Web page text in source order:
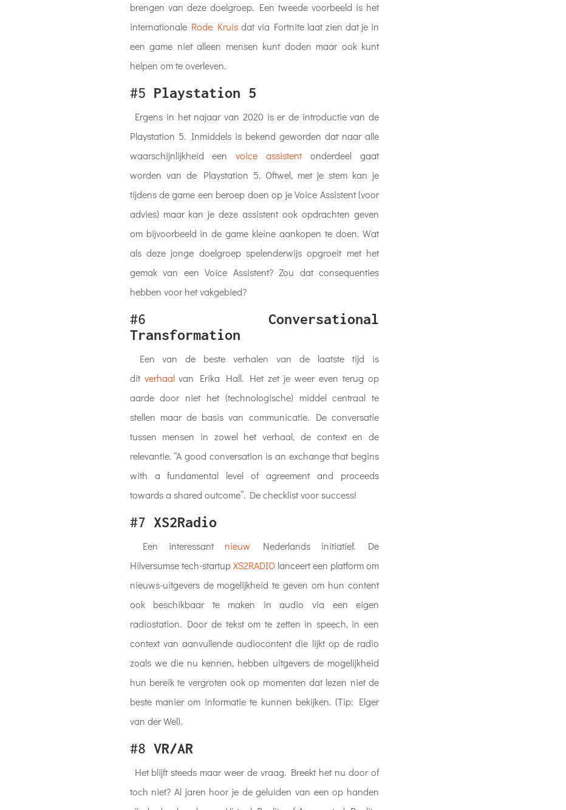
brengen van deze doelgroep. Een tweede voorbeeld is het
internationale Rode Kruis dat via Fortnite laat zien dat je in
een game niet alleen mensen kunt doden maar ook kunt
helpen om te overleven.
#5 Playstation 5
Ergens in het najaar van 2020 is er de introductie van de
Playstation 5. Inmiddels is bekend geworden dat naar alle
waarschijnlijkheid eenvoice assistentonderdeel gaat
worden van de Playstation 5. Oftwel, met je stem kan je
tijdens de game een beroep doen op je Voice Assistent (voor
advies) maar kan je deze assistent ook opdrachten geven
om bijvoorbeeld in de game kleine aankopen te doen. Wat
als deze jonge doelgroep spelenderwijs opgroeit met het
gemak van een Voice Assistent? Zou dat consequenties
hebben voor het vakgebied?
#6Conversational
Transformation
Een van de beste verhalen van de laatste tijd is
dit verhaalvan Erika Hall. Het zet je weer even terug op
aarde door niet het (technologische) middel centraal te
stellen maar de basis van communicatie. De conversatie
tussen mensen in zowel het verhaal, de context en de
relevantie. “A good conversation is an exchange that begins
with a fundamental level of agreement and proceeds
towards a shared outcome”. De checklist voor success!
#7 XS2Radio
Een interessant nieuw Nederlands initiatief. De
Hilversumse tech-startupXS2RADIOlanceert een platform om
nieuws-uitgevers de mogelijkheid te geven om hun content
ook beschikbaar te maken in audio via een eigen
radiostation. Door de tekst om te zetten in speech, in een
context van aanvullende audiocontent die lijkt op de radio
zoals we die nu kennen, hebben uitgevers de mogelijkheid
hun bereik te vergroten ook op momenten dat lezen niet de
beste manier om informatie te kunnen bekijken. (Tip: Elger
van der Wel).
#8 VR/AR
Het blijft steeds maar weer de vraag. Breekt het nu door of
toch niet? Al jaren hoor je de geluiden van een op handen